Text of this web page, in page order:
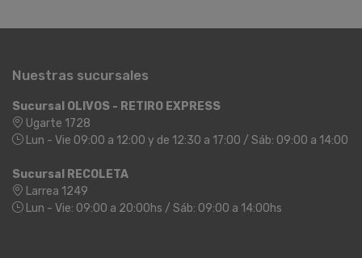
Nuestras sucursales
Sucursal OLIVOS - RETIRO EXPRESS
Ugarte 1728
Lun - Vie 09:00 a 12:00 y de 12:30 a 17:00 / Sáb: 09:00 a 14:00
Sucursal RECOLETA
Larrea 1249
Lun - Vie: 09:00 a 20:00hs / Sáb: 09:00 a 14:00hs